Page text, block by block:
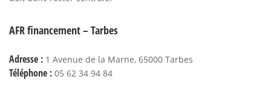
AFR financement – Tarbes
Adresse : 1 Avenue de la Marne, 65000 Tarbes
Téléphone : 05 62 34 94 84